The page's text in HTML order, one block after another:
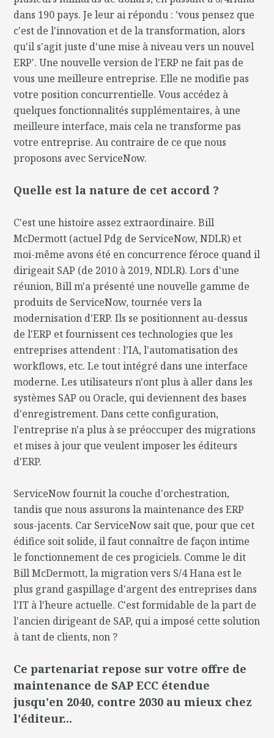
dans 190 pays. Je leur ai répondu : 'vous pensez que
c'est de l'innovation et de la transformation, alors
qu'il s'agit juste d'une mise à niveau vers un nouvel
ERP'. Une nouvelle version de l'ERP ne fait pas de
vous une meilleure entreprise. Elle ne modifie pas
votre position concurrentielle. Vous accédez à
quelques fonctionnalités supplémentaires, à une
meilleure interface, mais cela ne transforme pas
votre entreprise. Au contraire de ce que nous
proposons avec ServiceNow.
Quelle est la nature de cet accord ?
C'est une histoire assez extraordinaire. Bill
McDermott (actuel Pdg de ServiceNow, NDLR) et
moi-même avons été en concurrence féroce quand il
dirigeait SAP (de 2010 à 2019, NDLR). Lors d'une
réunion, Bill m'a présenté une nouvelle gamme de
produits de ServiceNow, tournée vers la
modernisation d'ERP. Ils se positionnent au-dessus
de l'ERP et fournissent ces technologies que les
entreprises attendent : l'IA, l'automatisation des
workflows, etc. Le tout intégré dans une interface
moderne. Les utilisateurs n'ont plus à aller dans les
systèmes SAP ou Oracle, qui deviennent des bases
d'enregistrement. Dans cette configuration,
l'entreprise n'a plus à se préoccuper des migrations
et mises à jour que veulent imposer les éditeurs
d'ERP.
ServiceNow fournit la couche d'orchestration,
tandis que nous assurons la maintenance des ERP
sous-jacents. Car ServiceNow sait que, pour que cet
édifice soit solide, il faut connaître de façon intime
le fonctionnement de ces progiciels. Comme le dit
Bill McDermott, la migration vers S/4 Hana est le
plus grand gaspillage d'argent des entreprises dans
l'IT à l'heure actuelle. C'est formidable de la part de
l'ancien dirigeant de SAP, qui a imposé cette solution
à tant de clients, non ?
Ce partenariat repose sur votre offre de
maintenance de SAP ECC étendue
jusqu'en 2040, contre 2030 au mieux chez
l'éditeur...